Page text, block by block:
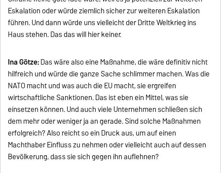
Eskalation oder würde ziemlich sicher zur weiteren Eskalation
führen. Und dann würde uns vielleicht der Dritte Weltkrieg ins
Haus stehen. Das das will hier keiner.
Ina Götze:Das wäre also eine Maßnahme, die wäre definitiv nicht
hilfreich und würde die ganze Sache schlimmer machen. Was die
NATO macht und was auch die EU macht, sie ergreifen
wirtschaftliche Sanktionen. Das ist eben ein Mittel, was sie
einsetzen können. Und auch viele Unternehmen schließen sich
dem mehr oder weniger ja an gerade. Sind solche Maßnahmen
erfolgreich? Also reicht so ein Druck aus, um auf einen
Machthaber Einfluss zu nehmen oder vielleicht auch auf dessen
Bevölkerung, dass sie sich gegen ihn auflehnen?